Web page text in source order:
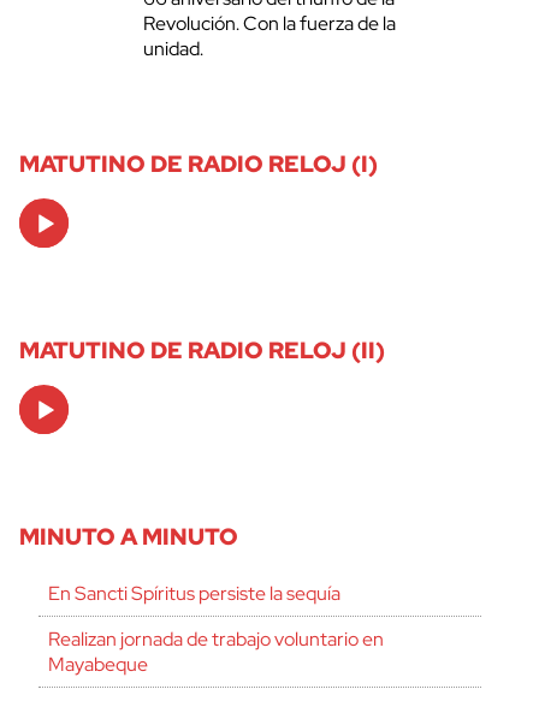
Revolución. Con la fuerza de la
unidad.
MATUTINO DE RADIO RELOJ (I)
Audio
Player
MATUTINO DE RADIO RELOJ (II)
Audio
Player
MINUTO A MINUTO
En Sancti Spíritus persiste la sequía
Realizan jornada de trabajo voluntario en
Mayabeque